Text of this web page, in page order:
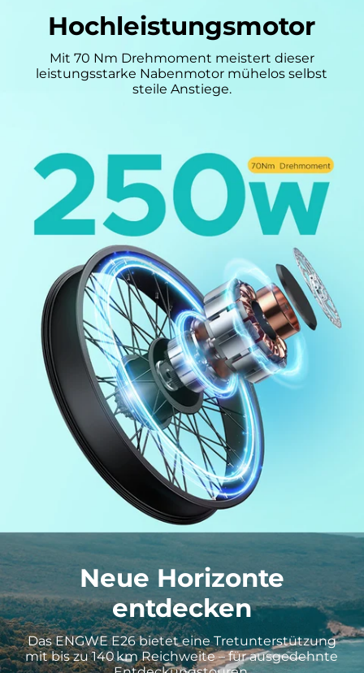
Hochleistungsmotor
Mit 70 Nm Drehmoment meistert dieser
leistungsstarke Nabenmotor mühelos selbst
steile Anstiege.
Neue Horizonte
entdecken
Das ENGWE E26 bietet eine Tretunterstützung
mit bis zu 140 km Reichweite – für ausgedehnte